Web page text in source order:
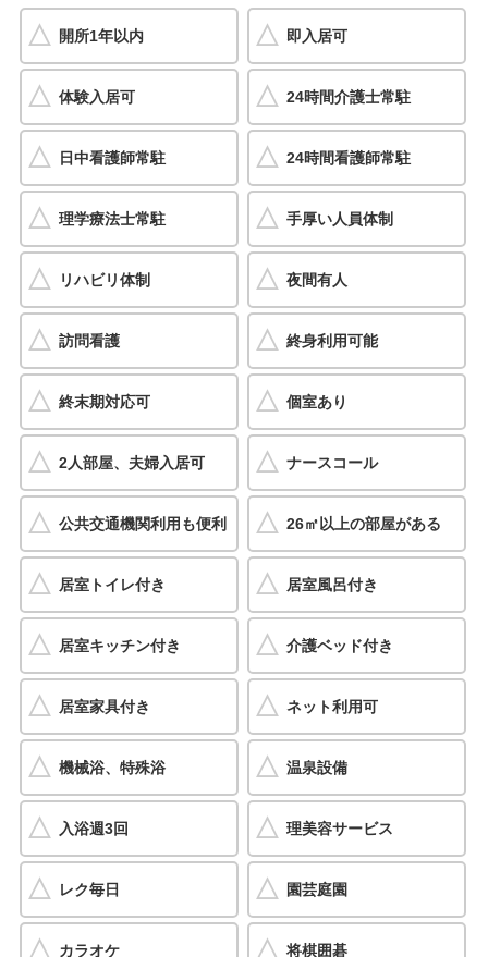
開所1年以内 即入居可
体験入居可 24時間介護士常駐
日中看護師常駐 24時間看護師常駐
理学療法士常駐 手厚い人員体制
リハビリ体制 夜間有人
訪問看護 終身利用可能
終末期対応可 個室あり
2人部屋、夫婦入居可 ナースコール
公共交通機関利用も便利 26㎡以上の部屋がある
居室トイレ付き 居室風呂付き
居室キッチン付き 介護ベッド付き
居室家具付き ネット利用可
機械浴、特殊浴 温泉設備
入浴週3回 理美容サービス
レク毎日 園芸庭園
カラオケ 将棋囲碁